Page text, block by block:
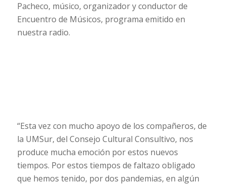
Pacheco, músico, organizador y conductor de
Encuentro de Músicos, programa emitido en
nuestra radio.
“Esta vez con mucho apoyo de los compañeros, de
la UMSur, del Consejo Cultural Consultivo, nos
produce mucha emoción por estos nuevos
tiempos. Por estos tiempos de faltazo obligado
que hemos tenido, por dos pandemias, en algún